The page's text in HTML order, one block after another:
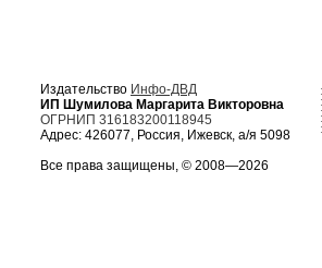
Издательство Инфо-ДВД
ИП Шумилова Маргарита Викторовна
ОГРНИП 316183200118945
Адрес: 426077, Россия, Ижевск, а/я 5098
Все права защищены, © 2008—2026